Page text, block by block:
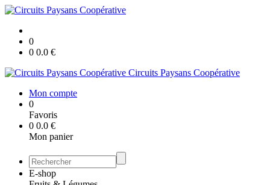
0
0 0.0 €
Circuits Paysans Coopérative
Mon compte
0
Favoris
0 0.0 €
Mon panier
E-shop